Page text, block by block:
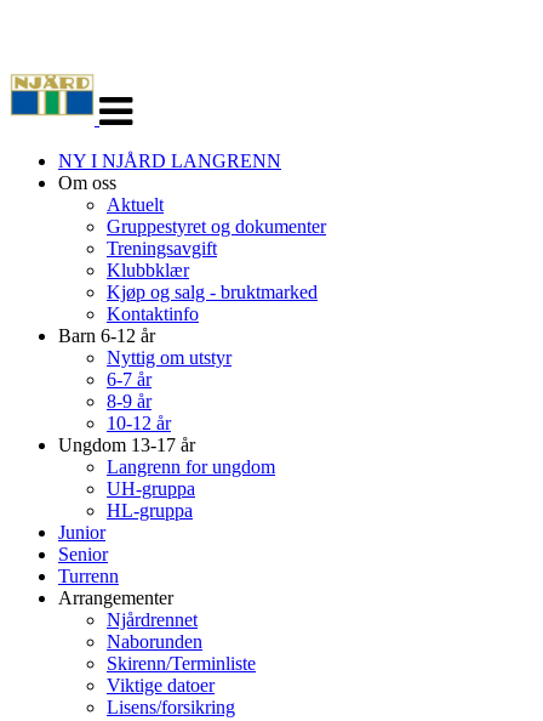
navigasjon
NY I NJÅRD LANGRENN
Om oss
Aktuelt
Gruppestyret og dokumenter
Treningsavgift
Klubbklær
Kjøp og salg - bruktmarked
Kontaktinfo
Barn 6-12 år
Nyttig om utstyr
6-7 år
8-9 år
10-12 år
Ungdom 13-17 år
Langrenn for ungdom
UH-gruppa
HL-gruppa
Junior
Senior
Turrenn
Arrangementer
Njårdrennet
Naborunden
Skirenn/Terminliste
Viktige datoer
Lisens/forsikring